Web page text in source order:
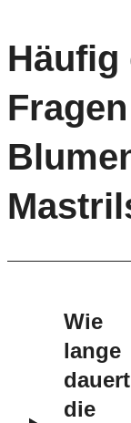
Häufig
Wie
lange
dauert
die